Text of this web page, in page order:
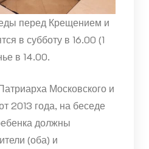
перед Крещением и
в субботу в 16.00 (1
в 14.00.
Московского и
2013 года, на беседе
должны
(оба) и